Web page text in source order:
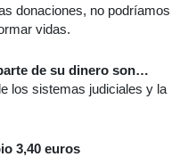
donaciones, no podríamos
vidas.
de su dinero son…
los sistemas judiciales y la
3,40 euros